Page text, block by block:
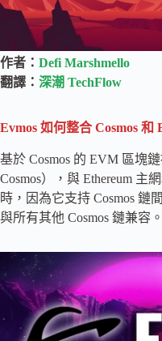
作者： Defi Marshmello
翻譯： 深潮 TechFlow
Evmos 如何整合 Cosmos 和
基於 Cosmos 的 EVM 區塊
Cosmos），與 Ethereum 主
時，因為它支持 Cosmos 鏈
與所有其他 Cosmos 鏈兼容。